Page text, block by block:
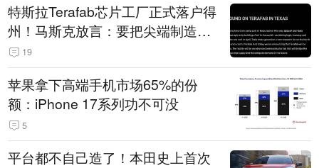
特斯拉Terafab芯片工厂正式落户得
州！马斯克放言：要把尖端制造带
回美国
19
苹果拿下高端手机市场65%的份
额：iPhone 17系列功不可没
5
平台都不自己造了！本田史上首次